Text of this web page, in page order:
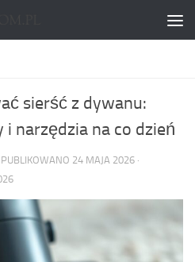
sierść z dywanu:
narzędzia na co dzień
24 MAJA 2026 ·